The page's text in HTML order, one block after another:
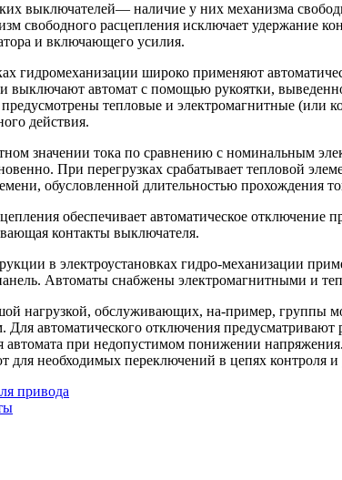
выключателей— наличие у них механизма
свободного расцепления исключает удержание
и включающего усилия.
гидромеханизации широко применяют
автомат с помощью рукоятки,
предусмотрены тепловые и электромагнитные
действия.
значении тока по сравнению с номинальным
При перегрузках срабатывает тепловой
обусловленной длительностью прохождения
обеспечивает автоматическое
контакты выключателя.
в электроустановках гидро-механизации
Автоматы снабжены электромагнитными и
нагрузкой, обслуживающих, на-пример,
автоматического отключения
автомата при недопустимом понижении
для необходимых переключений в цепях контроля и
привода